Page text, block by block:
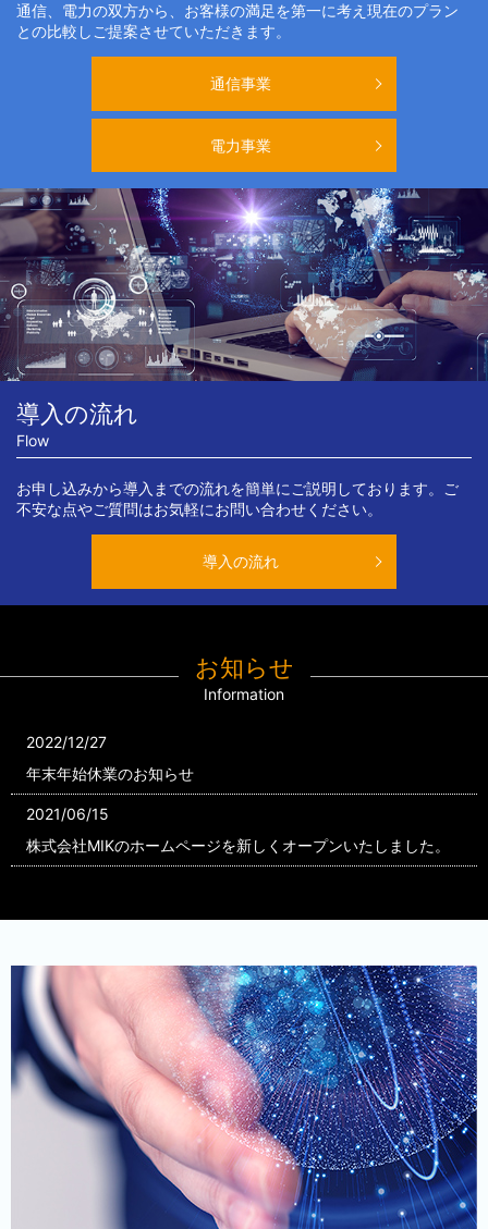
通信、電力の双方から、お客様の満足を第一に考え現在のプラン
との比較しご提案させていただきます。
通信事業
電力事業
導入の流れ
Flow
お申し込みから導入までの流れを簡単にご説明しております。ご
不安な点やご質問はお気軽にお問い合わせください。
導入の流れ
お知らせ
Information
2022/12/27
年末年始休業のお知らせ
2021/06/15
株式会社MIKのホームページを新しくオープンいたしました。